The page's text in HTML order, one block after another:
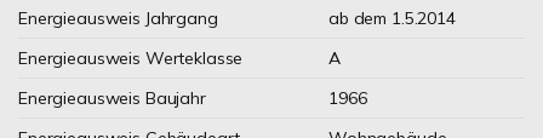
Energieausweis Jahrgang
ab dem 1.5.2014
Energieausweis Werteklasse
A
Energieausweis Baujahr
1966